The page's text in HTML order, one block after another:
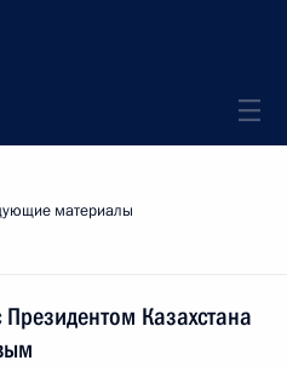
материалы
Казахстана